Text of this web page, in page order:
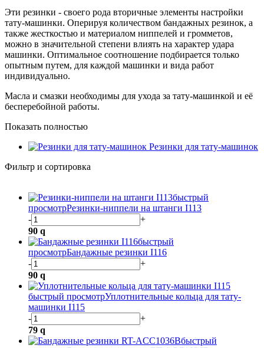
Эти резинки - своего рода вторичные элементы настройки
тату-машинки. Оперируя количеством бандажных резинок, а
также жесткостью и материалом ниппелей и громметов,
можно в значительной степени влиять на характер удара
машинки. Оптимальное соотношение подбирается только
опытным путем, для каждой машинки и вида работ
индивидуально.
Масла и смазки необходимы для ухода за тату-машинкой и её
бесперебойной работы.
Показать полностью
Резинки для тату-машинок
Фильтр и сортировка
быстрый
просмотрРезинки-ниппели на штанги I113
-
+
90 q
быстрый
просмотрБандажные резинки I116
-
+
90 q
быстрый просмотрУплотнительные кольца для тату-
машинки I115
-
+
79 q
быстрый